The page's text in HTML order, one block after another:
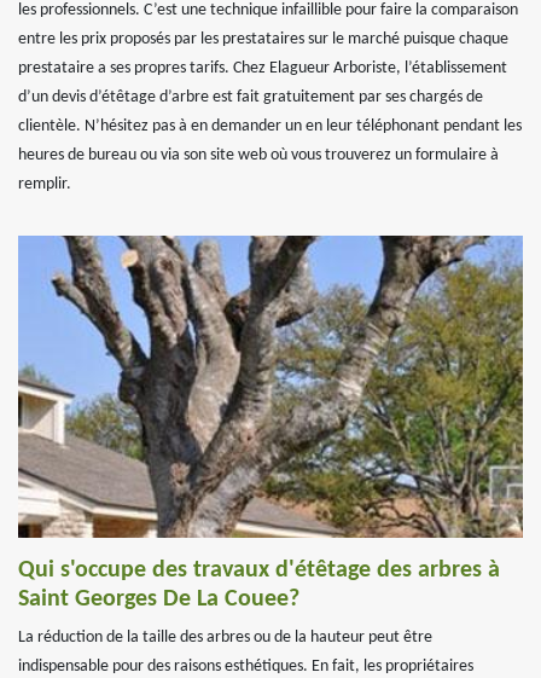
les professionnels. C’est une technique infaillible pour faire la comparaison
entre les prix proposés par les prestataires sur le marché puisque chaque
prestataire a ses propres tarifs. Chez Elagueur Arboriste, l’établissement
d’un devis d’étêtage d’arbre est fait gratuitement par ses chargés de
clientèle. N’hésitez pas à en demander un en leur téléphonant pendant les
heures de bureau ou via son site web où vous trouverez un formulaire à
remplir.
Qui s'occupe des travaux d'étêtage des arbres à
Saint Georges De La Couee?
La réduction de la taille des arbres ou de la hauteur peut être
indispensable pour des raisons esthétiques. En fait, les propriétaires